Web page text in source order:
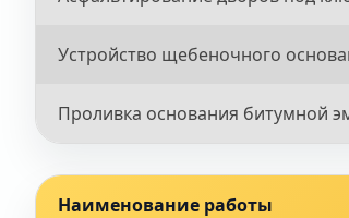
Устройство щебеночного
Проливка основания битумной
Наименование работы